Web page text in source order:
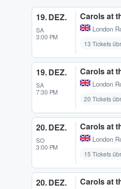
19. DEZ.
SA
3:00 PM
Carols at
London
13 Tickets
19. DEZ.
SA
7:30 PM
Carols at
London
20 Tickets
20. DEZ.
SO
3:00 PM
Carols at
London
15 Tickets
20. DEZ. Carols at